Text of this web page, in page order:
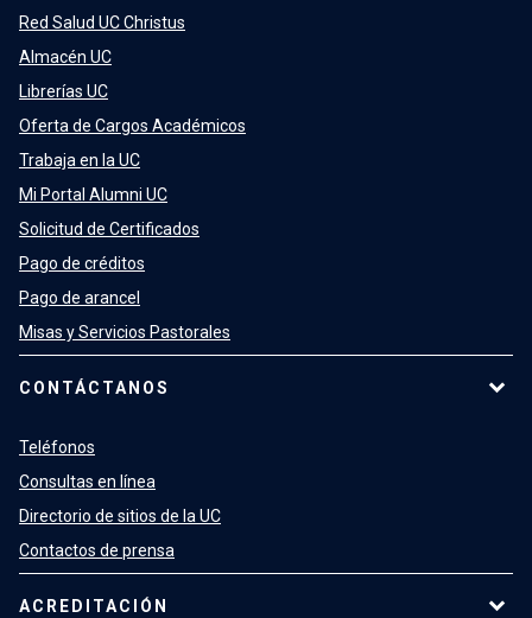
Red Salud UC Christus
Almacén UC
Librerías UC
Oferta de Cargos Académicos
Trabaja en la UC
Mi Portal Alumni UC
Solicitud de Certificados
Pago de créditos
Pago de arancel
Misas y Servicios Pastorales
CONTÁCTANOS
Teléfonos
Consultas en línea
Directorio de sitios de la UC
Contactos de prensa
ACREDITACIÓN